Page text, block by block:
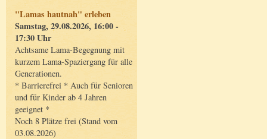
"Lamas hautnah" erleben
Samstag, 29.08.2026, 16:00 -
17:30 Uhr
Achtsame Lama-Begegnung mit
kurzem Lama-Spaziergang für alle
Generationen.
* Barrierefrei * Auch für Senioren
und für Kinder ab 4 Jahren
geeignet *
Noch 8 Plätze frei (Stand vom
03.08.2026)